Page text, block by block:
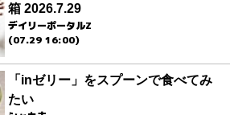
箱 2026.7.29
デイリーポータルZ
(07.29 16:00)
「inゼリー」をスプーンで食べてみ
たい